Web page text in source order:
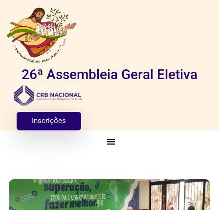
26ª Assembleia Geral Eletiva
Inscrições